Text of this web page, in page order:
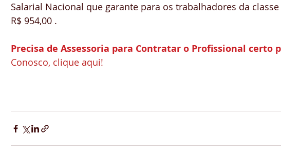
Salarial Nacional que garante para os trabalhadores da
R$ 954,00 .
Precisa de Assessoria para Contratar o Profissional certo
Conosco, clique aqui!